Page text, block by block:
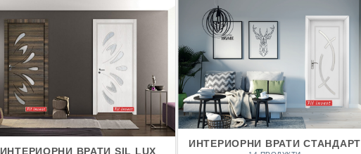
ИНТЕРИОРНИ ВРАТИ SIL LUX
ИНТЕРИОРНИ ВРАТИ СТАНДАРТ